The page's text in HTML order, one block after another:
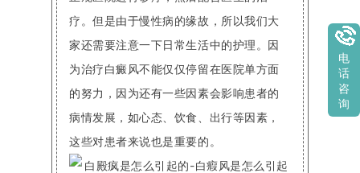
疗。但是由于慢性病的缘故，所以我们大
家还需要注意一下日常生活中的护理。因
为治疗白癜风不能仅仅停留在医院单方面
的努力，因为还有一些因素会影响患者的
病情发展，如心态、饮食、出行等因素，
这些对患者来说也是重要的。
电
话
咨
询